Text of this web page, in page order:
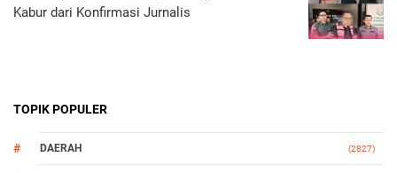
Kabur dari Konfirmasi Jurnalis
TOPIK POPULER
DAERAH (2827)